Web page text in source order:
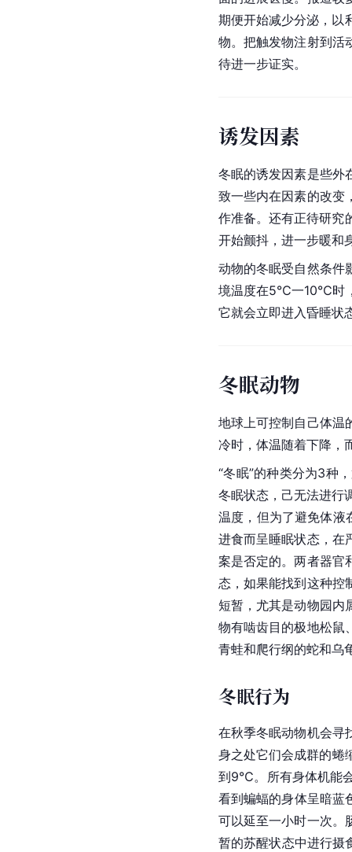
期便开始减少分泌，以
物。把触发物注射到活
待进一步证实。
诱发因素
冬眠的诱发因素是些外
致一些内在因素的改变
作准备。还有正待研究
开始颤抖，进一步暖和
动物的冬眠受自然条件
境温度在5℃一10℃时，
它就会立即进入昏睡状
冬眠动物
地球上可控制自己体温
冷时，体温随着下降，
“冬眠”的种类分为3种
冬眠状态，己无法进行
温度，但为了避免体液
进食而呈睡眠状态，在
案是否定的。两者器官
态，如果能找到这种控
短暂，尤其是动物园内
物有啮齿目的极地松鼠
青蛙和爬行纲的蛇和乌
冬眠行为
在秋季冬眠动物机会寻
身之处它们会成群的蜷
到9℃。所有身体机能
看到蝙蝠的身体呈暗蓝
可以延至一小时一次。
暂的苏醒状态中进行摄